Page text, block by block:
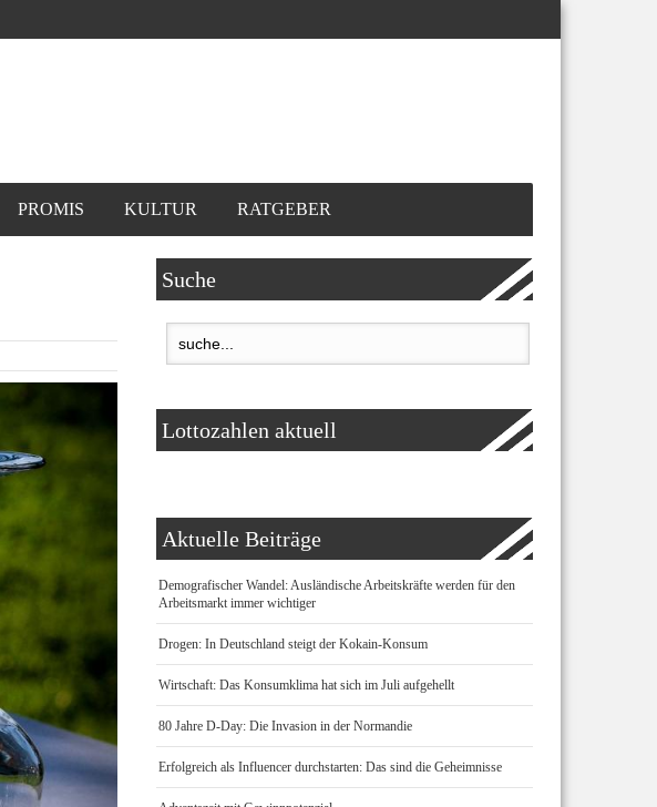
PROMIS KULTUR RATGEBER
Suche
Lottozahlen aktuell
Aktuelle Beiträge
Demografischer Wandel: Ausländische Arbeitskräfte werden für den
Arbeitsmarkt immer wichtiger
Drogen: In Deutschland steigt der Kokain-Konsum
Wirtschaft: Das Konsumklima hat sich im Juli aufgehellt
80 Jahre D-Day: Die Invasion in der Normandie
Erfolgreich als Influencer durchstarten: Das sind die Geheimnisse